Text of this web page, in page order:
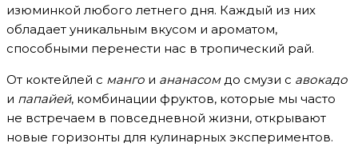
изюминкой любого летнего дня. Каждый из них
обладает уникальным вкусом и ароматом,
способными перенести нас в тропический рай.
От коктейлей с манго и ананасомдо смузи с авокадо
и папайей, комбинации фруктов, которые мы часто
не встречаем в повседневной жизни, открывают
новые горизонты для кулинарных экспериментов.